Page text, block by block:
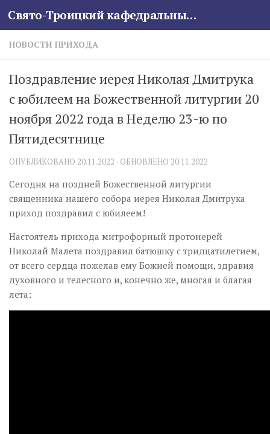
Skip to content Свято-Троицкий кафедральный собор
НОВОСТИ ПРИХОДА
Поздравление иерея Николая Дмитрука
с юбилеем на Божественной литургии 20
ноября 2022 года в Неделю 23-ю по
Пятидесятнице
ОПУБЛИКОВАНО 20.11.2022 · ОБНОВЛЕНО 20.11.2022
Сегодня на поздней Божественной литургии
священника нашего собора иерея Николая Дмитрука
приход поздравил с юбилеем!
Настоятель прихода митрофорный протоиерей
Николай Малета поздравил батюшку с тридцатилетием,
от всего сердца пожелав ему Божией помощи, здравия
духовного и телесного и, конечно же, многая и благая
лета: